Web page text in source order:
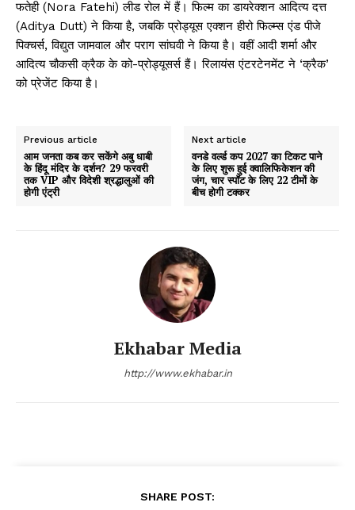
फतेही (Nora Fatehi) लीड रोल में हैं। फिल्म का डायरेक्शन आदित्य दत्त
(Aditya Dutt) ने किया है, जबकि प्रोड्यूस एक्शन हीरो फिल्म्स एंड पीजे
पिक्चर्स, विद्युत जामवाल और पराग सांघवी ने किया है। वहीं आदी शर्मा और
आदित्य चौकसी क्रैक के को-प्रोड्यूसर्स हैं। रिलायंस एंटरटेनमेंट ने ‘क्रैक’
को प्रेजेंट किया है।
Previous article
आम जनता कब कर सकेंगे अबु धाबी
के हिंदू मंदिर के दर्शन? 29 फरवरी
तक VIP और विदेशी श्रद्धालुओं की
होगी एंट्री
Next article
वनडे वर्ल्ड कप 2027 का टिकट पाने
के लिए शुरू हुई क्वालिफिकेशन की
जंग, चार स्पॉट के लिए 22 टीमों के
बीच होगी टक्कर
Ekhabar Media
http://www.ekhabar.in
SHARE POST: